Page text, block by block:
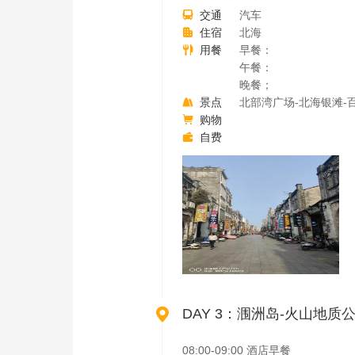
 交通 汽车
 住宿 北海
 用餐
早餐：
午餐：
晚餐；
 景点 北部湾广场-北海银滩-
 购物
 自费
 DAY 3：涠洲岛-火山地质
08:00-09:00 酒店早餐